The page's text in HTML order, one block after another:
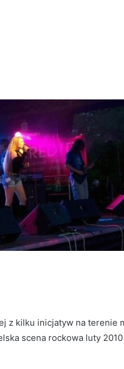
z kilku inicjatyw na terenie
scena rockowa luty